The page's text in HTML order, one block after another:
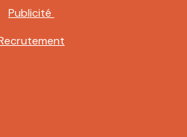
Publicité